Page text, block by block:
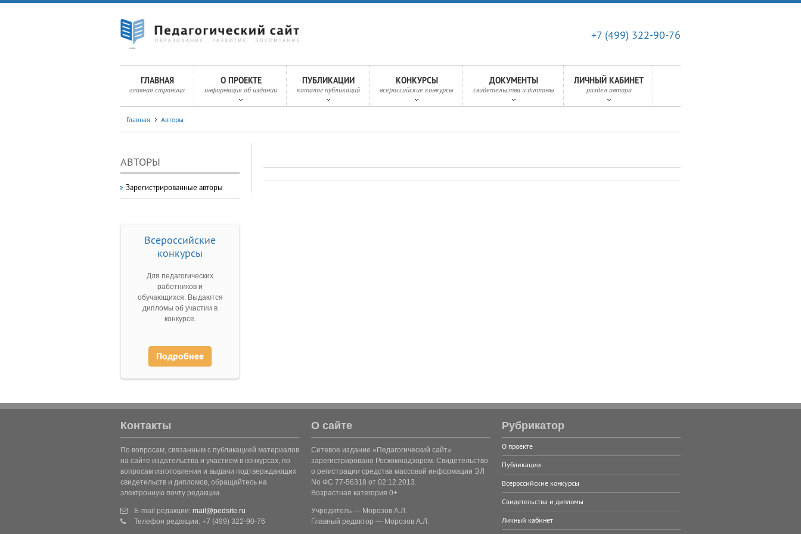
+7 (499) 322-90-76
ГЛАВНАЯ
главная страница
О ПРОЕКТЕ
информация об издании
ПУБЛИКАЦИИ
каталог публикаций
КОНКУРСЫ
всероссийские конкурсы
ДОКУМЕНТЫ
свидетельства и дипломы
ЛИЧНЫЙ КАБИНЕТ
раздел автора
Главная Авторы
АВТОРЫ
Зарегистрированные авторы
Всероссийские
конкурсы
Для педагогических
работников и
обучающихся. Выдаются
дипломы об участии в
конкурсе.
Подробнее
Контакты
По вопросам, связанным с публикацией материалов
на сайте издательства и участием в конкурсах, по
вопросам изготовления и выдачи подтверждающих
свидетельств и дипломов, обращайтесь на
электронную почту редакции.
E-mail редакции: mail@pedsite.ru
Телефон редакции: +7 (499) 322-90-76
О сайте
Сетевое издание «Педагогический сайт»
зарегистрировано Роскомнадзором. Свидетельство
о регистрации средства массовой информации ЭЛ
No ФС 77-56318 от 02.12.2013.
Возрастная категория 0+
Учредитель — Морозов А.Л.
Главный редактор — Морозов А.Л.
Рубрикатор
О проекте
Публикации
Всероссийские конкурсы
Свидетельства и дипломы
Личный кабинет